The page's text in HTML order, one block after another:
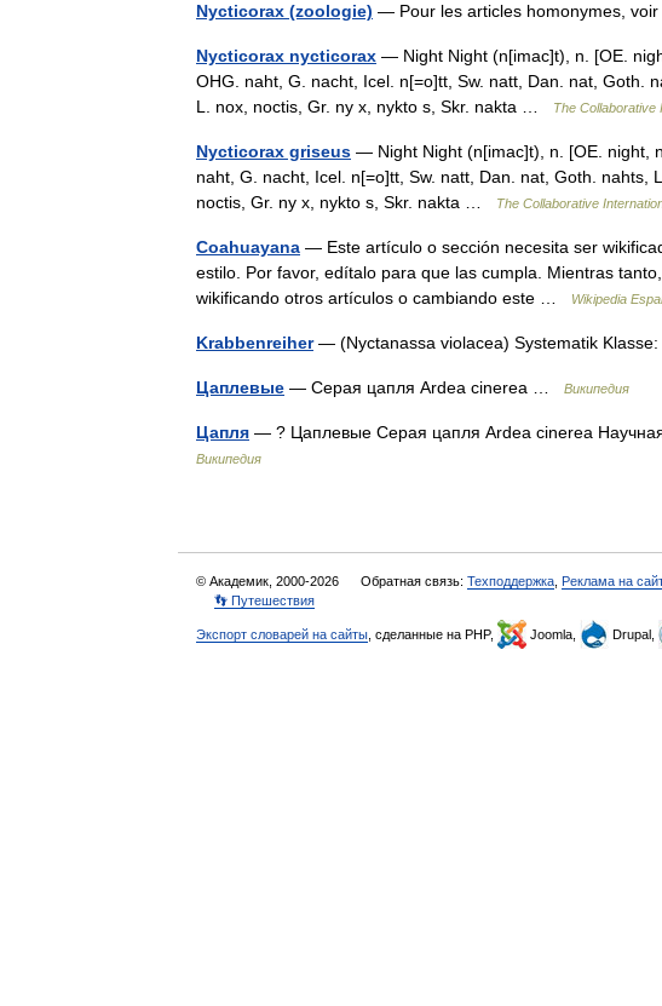
Nycticorax (zoologie) — Pour les articles homonymes,
Nycticorax nycticorax — Night Night (n[imac]t), n. [OE.
OHG. naht, G. nacht, Icel. n[=o]tt, Sw. natt, Dan. nat, Goth.
L. nox, noctis, Gr. ny x, nykto s, Skr. nakta …
The Collaborative
Nycticorax griseus — Night Night (n[imac]t), n. [OE. night,
naht, G. nacht, Icel. n[=o]tt, Sw. natt, Dan. nat, Goth. nahts,
noctis, Gr. ny x, nykto s, Skr. nakta …
The Collaborative
Coahuayana — Este artículo o sección necesita ser
estilo. Por favor, edítalo para que las cumpla. Mientras
wikificando otros artículos o cambiando este …
Wikipedia
Krabbenreiher— (Nyctanassa violacea) Systematik
Цаплевые — Серая цапля Ardea cinerea … Википедия
Цапля — ? Цаплевые Серая цапля Ardea cinerea
Википедия
© Академик, 2000-2026 Обратная связь: Техподдержка Реклама на
👣 Путешествия
Экспорт словарей на сайты , сделанные на PHP, Joomla, Drupal,